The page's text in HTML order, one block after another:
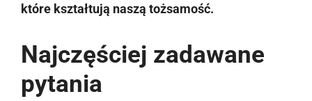
które kształtują naszą tożsamość.
Najczęściej zadawane
pytania